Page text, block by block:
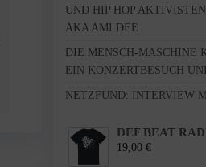
UND HIP HOP
AKA AMI DEE
DIE MENSCH-MASCHINE
EIN KONZERTBESUCH
NETZFUND: INTERVIEW
DEF BEAT
19,00 €